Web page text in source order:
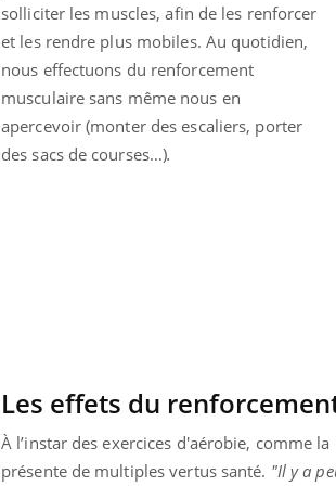
solliciter les muscles, afin de les renforcer
et les rendre plus mobiles. Au quotidien,
nous effectuons du renforcement
musculaire sans même nous en
apercevoir (monter des escaliers, porter
des sacs de courses…).
Les effets du
À l’instar des exercices d'aérobie, comme
présente de multiples vertus santé. "Il y a
Allergies alimentaires :
une nouvelle arme contre
les réactions sévères
Comment gérer le
sommeil des enfants en
vacances ?